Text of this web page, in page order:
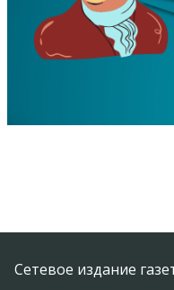
Сетевое издание